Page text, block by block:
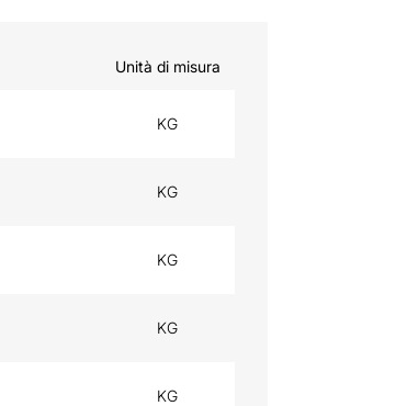
Unità di misura
KG
KG
KG
KG
KG